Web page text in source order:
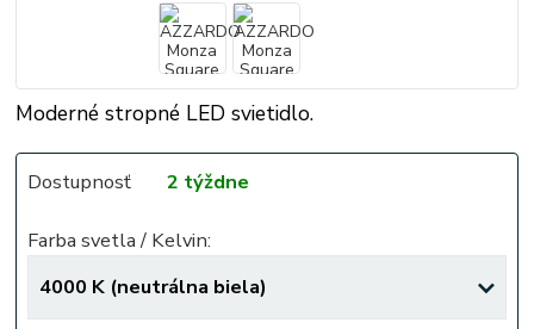
Moderné stropné LED svietidlo.
Dostupnosť 2 týždne
Farba svetla / Kelvin: